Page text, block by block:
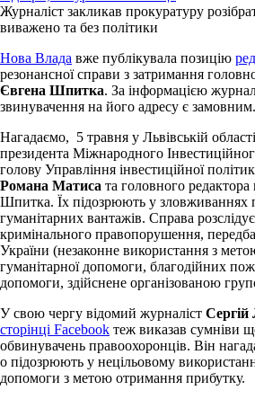
Журналіст закликав прокуратуру
виважено та без політики
Нова Влада вже публікувала позицію
резонансної справи з затримання
Євгена Шпитка. За інформацією
звинувачення на його адресу є замовним.
Нагадаємо, 5 травня у Львівській
президента Міжнародного
голову Управління інвестиційної
Романа Матиса та головного
Шпитка. Їх підозрюють у зловживаннях
гуманітарних вантажів. Справа
кримінального правопорушення,
України (незаконне використання з
гуманітарної допомоги, благодійних
допомоги, здійснене організованою
У свою чергу відомий журналіст
сторінці Facebook теж виказав сумніви
обвинувачень правоохоронців. Він
о підозрюють у нецільовому
допомоги з метою отримання прибутку.